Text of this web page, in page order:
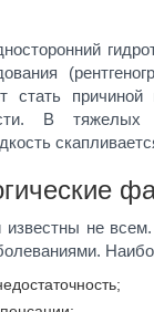
стать
В
не